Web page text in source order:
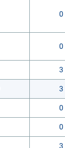
0
0
3
3
0
0
3